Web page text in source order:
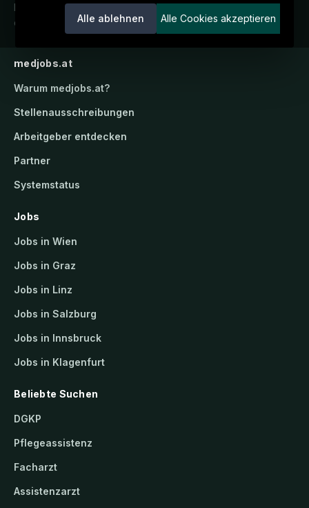
Alle ablehnen Alle Cookies akzeptieren
Karriereportal.Ein Service der
candidatis GmbH.
medjobs.at
Warum medjobs.at?
Stellenausschreibungen
Arbeitgeber entdecken
Partner
Systemstatus
Jobs
Jobs in Wien
Jobs in Graz
Jobs in Linz
Jobs in Salzburg
Jobs in Innsbruck
Jobs in Klagenfurt
Beliebte Suchen
DGKP
Pflegeassistenz
Facharzt
Assistenzarzt